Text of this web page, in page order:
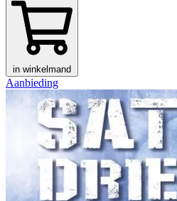
in winkelmand
Aanbieding